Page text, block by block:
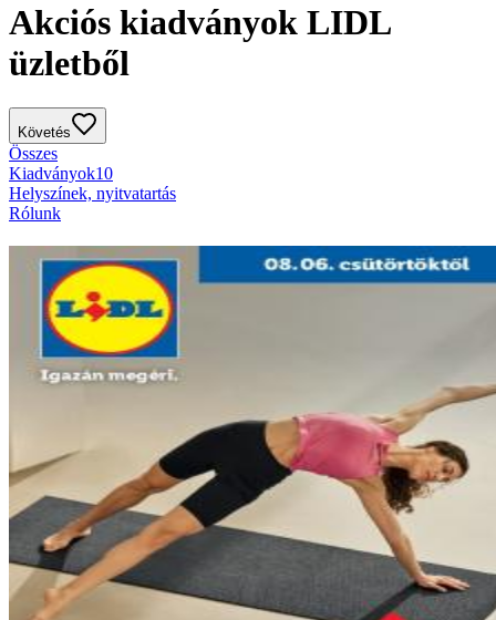
Akciós kiadványok LIDL
üzletből
Követés
Összes
Kiadványok10
Helyszínek, nyitvatartás
Rólunk